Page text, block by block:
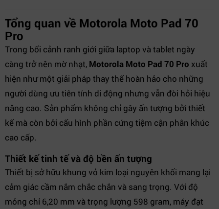
Tổng quan về Motorola Moto Pad 70
Pro
Trong bối cảnh ranh giới giữa laptop và tablet ngày
càng trở nên mờ nhạt, Motorola Moto Pad 70 Pro xuất
hiện như một giải pháp thay thế hoàn hảo cho những
người dùng ưu tiên tính di động nhưng vẫn đòi hỏi hiệu
năng cao. Sản phẩm không chỉ gây ấn tượng bởi thiết
kế mà còn bởi cấu hình phần cứng tiệm cận phân khúc
cao cấp.
Thiết kế tinh tế và độ bền ấn tượng
Thiết bị sở hữu khung vỏ kim loại nguyên khối mang lại
cảm giác cầm nắm chắc chắn và sang trọng. Với độ
mỏng chỉ 6,20 mm và trọng lượng 598 gram, máy đạt